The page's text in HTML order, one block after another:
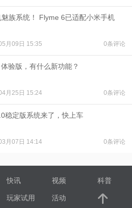
魅族系统！ Flyme 6已适配小米手机
月09日 15:35 0条评论
验版，有什么新功能？
月25日 15:24 0条评论
稳定版系统来了，快上车
月07日 14:14 0条评论
快讯 视频 科普
玩家试用 活动